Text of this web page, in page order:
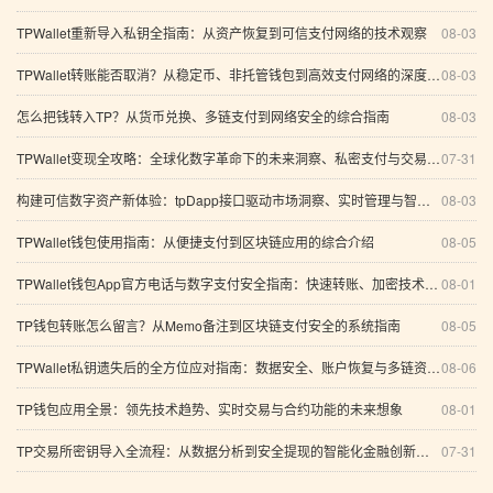
08-03
TPWallet重新导入私钥全指南：从资产恢复到可信支付网络的技术观察
08-03
TPWallet转账能否取消？从稳定币、非托管钱包到高效支付网络的深度解析
08-03
怎么把钱转入TP？从货币兑换、多链支付到网络安全的综合指南
07-31
TPWallet变现全攻略：全球化数字革命下的未来洞察、私密支付与交易透明
08-03
构建可信数字资产新体验：tpDapp接口驱动市场洞察、实时管理与智能投研
08-05
TPWallet钱包使用指南：从便捷支付到区块链应用的综合介绍
08-01
TPWallet钱包App官方电话与数字支付安全指南：快速转账、加密技术及未来发展趋势
08-05
TP钱包转账怎么留言？从Memo备注到区块链支付安全的系统指南
08-06
TPWallet私钥遗失后的全方位应对指南：数据安全、账户恢复与多链资产管理
08-01
TP钱包应用全景：领先技术趋势、实时交易与合约功能的未来想象
07-31
TP交易所密钥导入全流程：从数据分析到安全提现的智能化金融创新之路